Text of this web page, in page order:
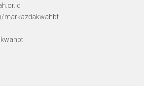
markazdakwahbt